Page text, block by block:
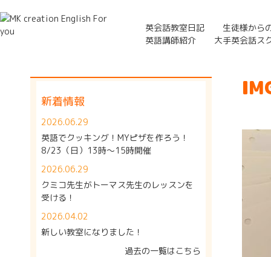
英会話教室日記
生徒様から
英語講師紹介
大手英会話ス
新着情報
2026.06.29
英語でクッキング！MYピザを作ろう！
8/23（日）13時～15時開催
2026.06.29
クミコ先生がトーマス先生のレッスンを
受ける！
2026.04.02
新しい教室になりました！
過去の一覧はこちら